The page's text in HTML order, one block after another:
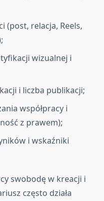
(post, relacja, Reels,
wizualnej i
i liczba publikacji;
współpracy i
z prawem);
i wskaźniki
swobodę w kreacji i
często działa